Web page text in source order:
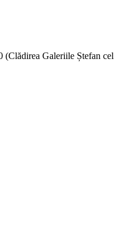
(Clădirea Galeriile Ștefan cel